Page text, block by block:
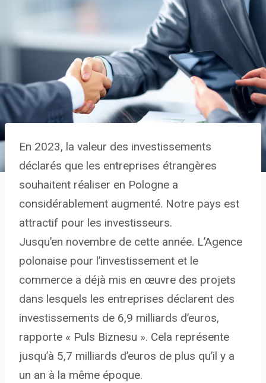
En 2023, la valeur des investissements
déclarés que les entreprises étrangères
souhaitent réaliser en Pologne a
considérablement augmenté. Notre pays est
attractif pour les investisseurs.
Jusqu’en novembre de cette année. L’Agence
polonaise pour l’investissement et le
commerce a déjà mis en œuvre des projets
dans lesquels les entreprises déclarent des
investissements de 6,9 ​​milliards d’euros,
rapporte « Puls Biznesu ». Cela représente
jusqu’à 5,7 milliards d’euros de plus qu’il y a
un an à la même époque.